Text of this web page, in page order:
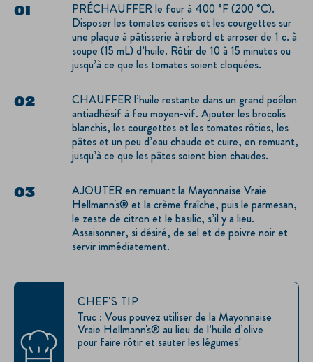
PRÉCHAUFFER le four à 400 °F (200 °C).
Disposer les tomates cerises et les courgettes sur
une plaque à pâtisserie à rebord et arroser de 1 c. à
soupe (15 mL) d’huile. Rôtir de 10 à 15 minutes ou
jusqu’à ce que les tomates soient cloquées.
CHAUFFER l’huile restante dans un grand poêlon
antiadhésif à feu moyen-vif. Ajouter les brocolis
blanchis, les courgettes et les tomates rôties, les
pâtes et un peu d’eau chaude et cuire, en remuant,
jusqu’à ce que les pâtes soient bien chaudes.
AJOUTER en remuant la Mayonnaise Vraie
Hellmann's® et la crème fraîche, puis le parmesan,
le zeste de citron et le basilic, s’il y a lieu.
Assaisonner, si désiré, de sel et de poivre noir et
servir immédiatement.
CHEF'S TIP
Truc : Vous pouvez utiliser de la Mayonnaise
Vraie Hellmann's® au lieu de l’huile d’olive
pour faire rôtir et sauter les légumes!